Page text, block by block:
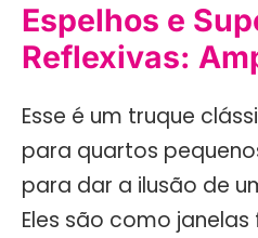
Espelhos e
Reflexivas:
Esse é um truque
para quartos
para dar a ilusão de
Eles são como